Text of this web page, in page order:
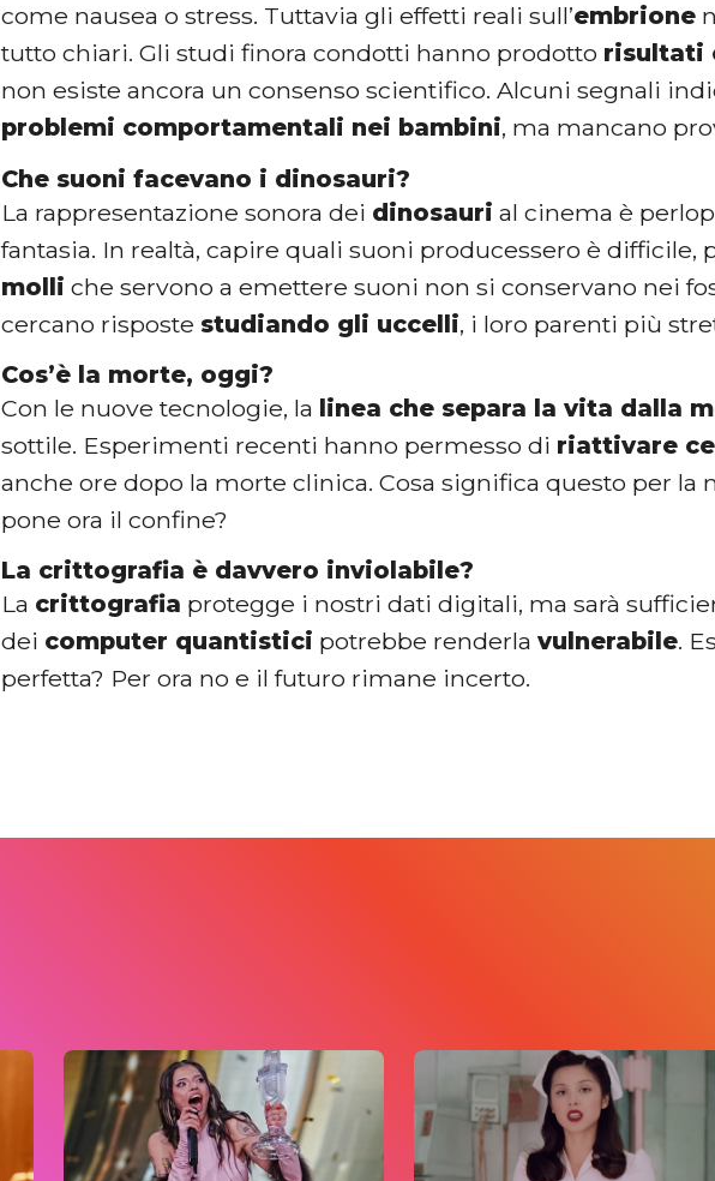
come nausea o stress. Tuttavia gli effetti reali sull’embrione
tutto chiari. Gli studi finora condotti hanno prodotto risultati
non esiste ancora un consenso scientifico. Alcuni segnali
problemi comportamentali nei bambini, ma mancano
Che suoni facevano i dinosauri?
La rappresentazione sonora dei dinosauri al cinema è
fantasia. In realtà, capire quali suoni producessero è difficile,
molli che servono a emettere suoni non si conservano nei
cercano risposte studiando gli uccelli, i loro parenti più
Cos’è la morte, oggi?
Con le nuove tecnologie, la linea che separa la vita dalla
sottile. Esperimenti recenti hanno permesso di riattivare
anche ore dopo la morte clinica. Cosa significa questo per la
pone ora il confine?
La crittografia è davvero inviolabile?
La crittografia protegge i nostri dati digitali, ma sarà
dei computer quantistici potrebbe renderlavulnerabile.
perfetta? Per ora no e il futuro rimane incerto.